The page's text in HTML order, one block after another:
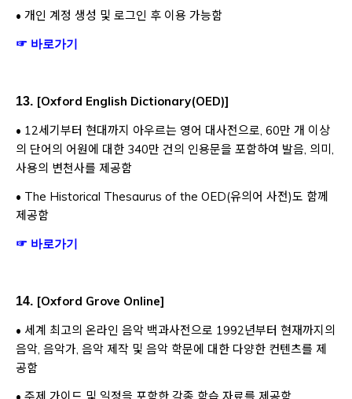
• 개인 계정 생성 및 로그인 후 이용 가능함
☞ 바로가기
13. [Oxford English Dictionary(OED)]
• 12세기부터 현대까지 아우르는 영어 대사전으로, 60만 개 이상
의 단어의 어원에 대한 340만 건의 인용문을 포함하여 발음, 의미,
사용의 변천사를 제공함
• The Historical Thesaurus of the OED(유의어 사전)도 함께
제공함
☞ 바로가기
14. [Oxford Grove Online]
• 세계 최고의 온라인 음악 백과사전으로 1992년부터 현재까지의
음악, 음악가, 음악 제작 및 음악 학문에 대한 다양한 컨텐츠를 제
공함